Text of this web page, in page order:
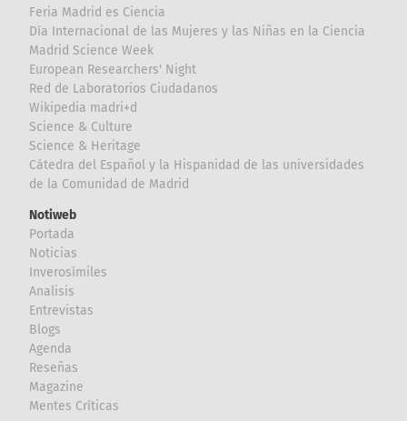
Feria Madrid es Ciencia
Día Internacional de las Mujeres y las Niñas en la Ciencia
Madrid Science Week
European Researchers' Night
Red de Laboratorios Ciudadanos
Wikipedia madri+d
Science & Culture
Science & Heritage
Cátedra del Español y la Hispanidad de las universidades
de la Comunidad de Madrid
Notiweb
Portada
Noticias
Inverosímiles
Analisis
Entrevistas
Blogs
Agenda
Reseñas
Magazine
Mentes Críticas